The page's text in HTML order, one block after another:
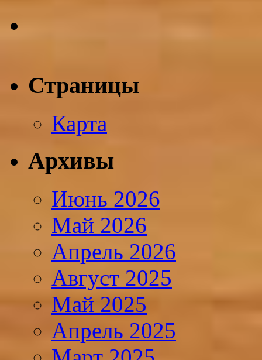
Страницы
Карта
Архивы
Июнь 2026
Май 2026
Апрель 2026
Август 2025
Май 2025
Апрель 2025